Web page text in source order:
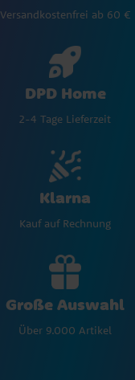
Versandkostenfrei ab 60 €
DPD Home
2-4 Tage Lieferzeit
Klarna
Kauf auf Rechnung
Große Auswahl
Über 9.000 Artikel